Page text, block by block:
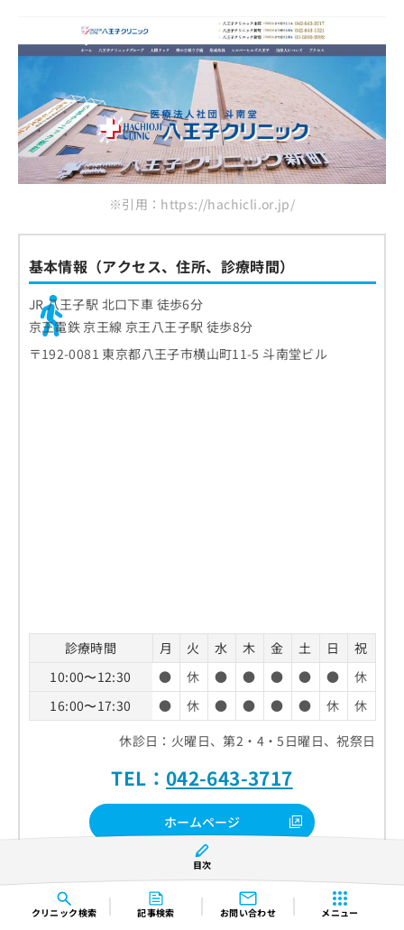
クリニック検索 記事検索 お問い合わせ メニュー
※引用：https://hachicli.or.jp/
基本情報（アクセス、住所、診療時間）
JR 八王子駅 北口下車 徒歩6分
京王電鉄 京王線 京王八王子駅 徒歩8分
〒192-0081 東京都八王子市横山町11-5 斗南堂ビル
診療時間 月 火 水 木 金 土 日
祝
10:00〜12:30
● 休 ● ● ● ● ●
休
16:00〜17:30
● 休 ● ● ● ● 休
休
休診日：火曜日、第2・4・5日曜日、祝祭日
TEL： 042-643-3717
ホームページ
クチコミを見る
目次